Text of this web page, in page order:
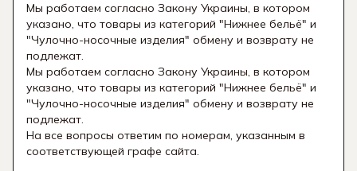
Мы работаем согласно Закону Украины, в котором
указано, что товары из категорий "Нижнее бельё" и
"Чулочно-носочные изделия" обмену и возврату не
подлежат.
Мы работаем согласно Закону Украины, в котором
указано, что товары из категорий "Нижнее бельё" и
"Чулочно-носочные изделия" обмену и возврату не
подлежат.
На все вопросы ответим по номерам, указанным в
соответствующей графе сайта.